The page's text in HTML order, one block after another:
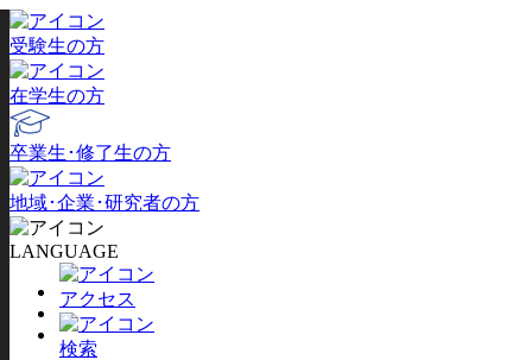
受験生の方
在学生の方
卒業生･修了生の方
地域･企業･研究者の方
LANGUAGE
アクセス
検索